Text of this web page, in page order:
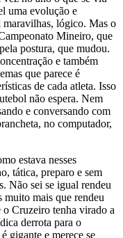
uma evolução e
maravilhas, lógico. Mas o
Mineiro, que
postura, que mudou.
e também
que parece é
de cada atleta. Isso
não espera. Nem
e conversando com
no computador,
estava nesses
tática, preparo e sem
Não sei se igual rendeu
muito mais que rendeu
Cruzeiro tenha virado a
derrota para o
gigante e merece se